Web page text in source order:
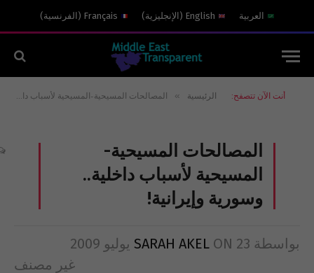
العربية English
( الإنجليزية)
Français
( الفرنسية)
أنت الآن تتصفح: الرئيسية » المصالحات المسيحية-المسيحية لأسباب داخلية.. وسورية وإيرانية!
المصالحات المسيحية-
المسيحية لأسباب داخلية..
وسورية وإيرانية!
بواسطة SARAH AKEL ON 23 يوليو 2009
غير مصنف